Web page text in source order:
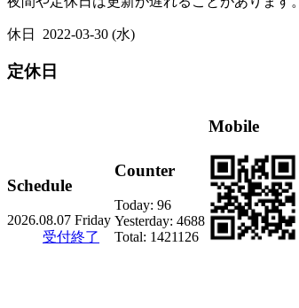
休日 2022-03-30 (水)
定休日
Schedule
2026.08.07 Friday
受付終了
Counter
Today: 96
Yesterday: 4688
Total: 1421126
Mobile